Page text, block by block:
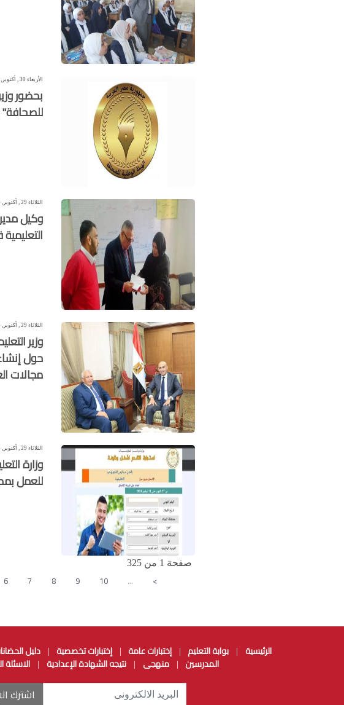
الأربعاء 30 , أكتوبر, 2024
بحضور
للصحافة"
الثلاثاء 29 , أكتوبر, 2024
وكيل
التعليمية فى 3
الثلاثاء 29 , أكتوبر, 2024
وزير
حول
مجالات
الثلاثاء 29 , أكتوبر, 2024
وزارة
للعمل
صفحة 1 من 325
6 7 8 9 10 … >
الرئيسية |بوابة التعليم إختبارات عامة إختبارات تخصصية |دليل
المدرسين
منهجى نتيجه الشهادة الإعدادية الاسئلة
اشترك